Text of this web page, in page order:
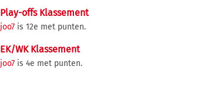
Play-offs Klassement
joo7 is 12e met punten.
EK/WK Klassement
joo7 is 4e met punten.